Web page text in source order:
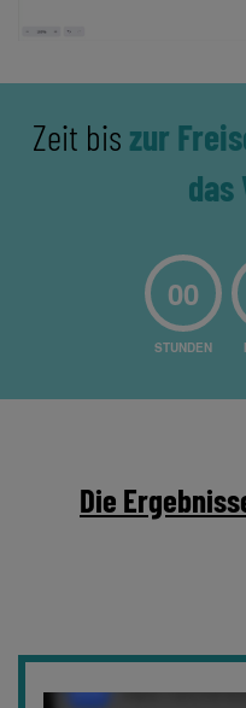
Zeit bis zur
das
00
STUNDEN
Die